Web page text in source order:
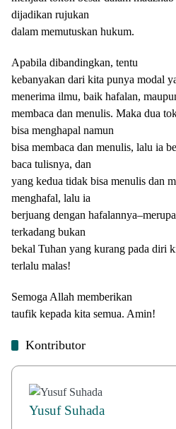
dijadikan rujukan
dalam memutuskan hukum.
Apabila dibandingkan, tentu
kebanyakan dari kita punya modal
menerima ilmu, baik hafalan,
membaca dan menulis. Maka dua
bisa menghapal namun
bisa membaca dan menulis, lalu ia
baca tulisnya, dan
yang kedua tidak bisa menulis dan
menghafal, lalu ia
berjuang dengan
terkadang bukan
bekal Tuhan yang kurang pada diri
terlalu malas!
Semoga Allah memberikan
taufik kepada kita semua. Amin!
Kontributor
Yusuf Suhada